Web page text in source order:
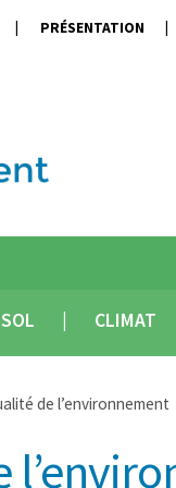
PRÉSENTATION
SOL CLIMAT
de l’environnement